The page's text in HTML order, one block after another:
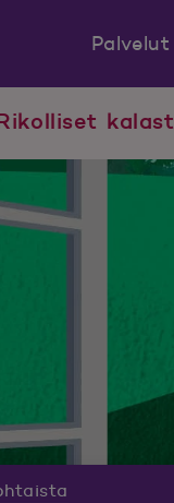
Palvelut